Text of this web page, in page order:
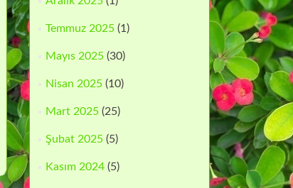
Temmuz 2025 (1)
Mayıs 2025 (30)
Nisan 2025 (10)
Mart 2025 (25)
Şubat 2025 (5)
Kasım 2024 (5)